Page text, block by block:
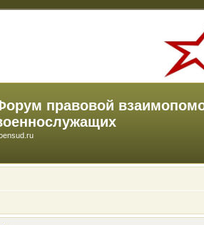
правовой